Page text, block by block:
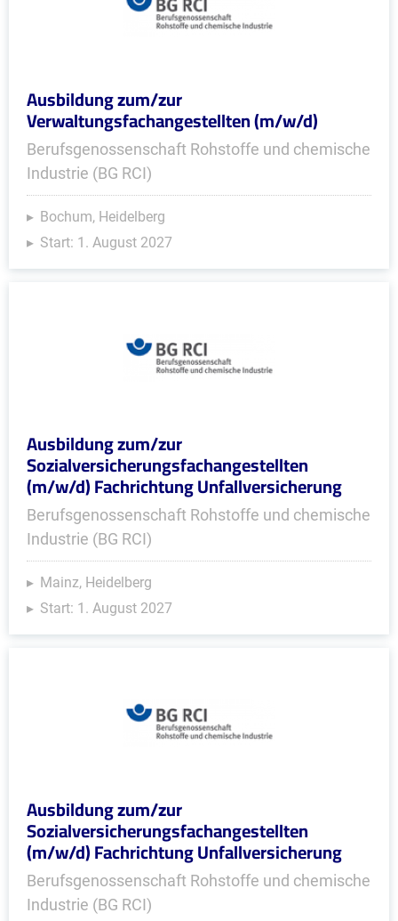
Ausbildung zum/zur
Verwaltungsfachangestellten (m/w/d)
Berufsgenossenschaft Rohstoffe und chemische
Industrie (BG RCI)
Bochum, Heidelberg
Start: 1. August 2027
Ausbildung zum/zur
Sozialversicherungsfachangestellten
(m/w/d) Fachrichtung Unfallversicherung
Berufsgenossenschaft Rohstoffe und chemische
Industrie (BG RCI)
Mainz, Heidelberg
Start: 1. August 2027
Ausbildung zum/zur
Sozialversicherungsfachangestellten
(m/w/d) Fachrichtung Unfallversicherung
Berufsgenossenschaft Rohstoffe und chemische
Industrie (BG RCI)